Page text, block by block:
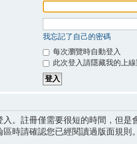
我忘記了自己的密碼
每次瀏覽時自動登入
此次登入請隱藏我的上
入。註冊僅需要很短的時間，但
區時請確認您已經閱讀過版面規則